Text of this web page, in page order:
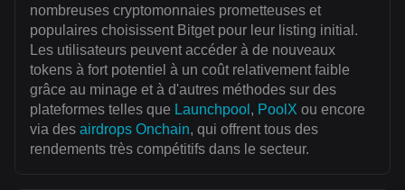
nombreuses cryptomonnaies prometteuses et
populaires choisissent Bitget pour leur listing initial.
Les utilisateurs peuvent accéder à de nouveaux
tokens à fort potentiel à un coût relativement faible
grâce au minage et à d'autres méthodes sur des
plateformes telles que Launchpool , PoolX ou encore
via des airdrops Onchain, qui offrent tous des
rendements très compétitifs dans le secteur.